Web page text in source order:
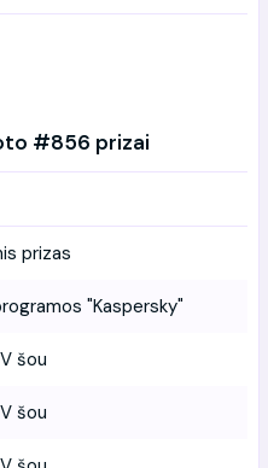
#856 prizai
prizas
"Kaspersky"
šou
šou